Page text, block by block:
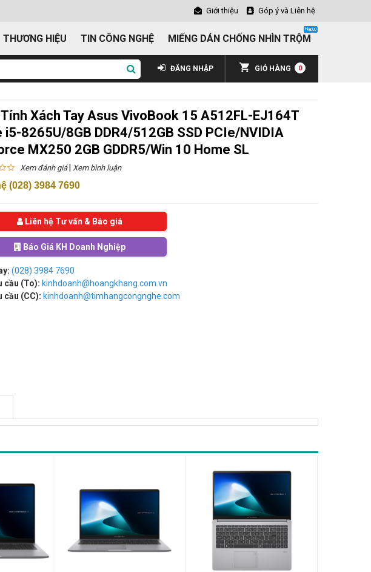
Giới thiệu Góp ý và Liên hệ
THƯƠNG HIỆU TIN CÔNG NGHỆ MIẾNG DÁN CHỐNG NHÌN TRỘM
GIỎ HÀNG 0
ĐĂNG NHẬP
Xách Tay Asus VivoBook 15 A512FL-EJ164T
i5-8265U/8GB DDR4/512GB SSD PCIe/NVIDIA
MX250 2GB GDDR5/Win 10 Home SL
Xem đánh giá| Xem bình luận
(028) 3984 7690
Liên hệ Tư vấn & Báo giá
Báo Giá KH Doanh Nghiệp
(028) 3984 7690
cầu (To): kinhdoanh@hoangkhang.com.vn
cầu (CC): kinhdoanh@timhangcongnghe.com
Hình Quảng Cáo
nhất
Hình Máy Tính Lenovo
10 18.5"...